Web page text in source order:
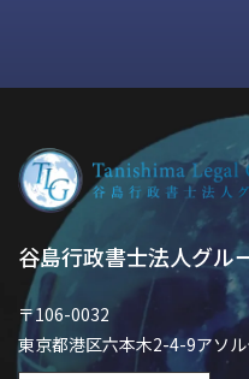
谷島行政書士法人グル
〒106-0032
東京都港区六本木2-4-9アソ